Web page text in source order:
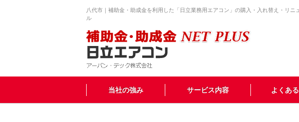
八代市｜補助金・助成金を利用した「日立業務用エアコン」の購入・入れ替え・リニ
ル
当社の強み サービス内容 よくあ